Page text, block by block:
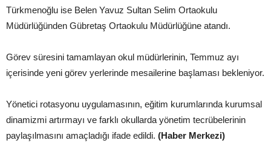
Türkmenoğlu ise Belen Yavuz Sultan Selim Ortaokulu
Müdürlüğünden Gübretaş Ortaokulu Müdürlüğüne atandı.
Görev süresini tamamlayan okul müdürlerinin, Temmuz ayı
içerisinde yeni görev yerlerinde mesailerine başlaması bekleniyor.
Yönetici rotasyonu uygulamasının, eğitim kurumlarında kurumsal
dinamizmi artırmayı ve farklı okullarda yönetim tecrübelerinin
paylaşılmasını amaçladığı ifade edildi. (Haber Merkezi)